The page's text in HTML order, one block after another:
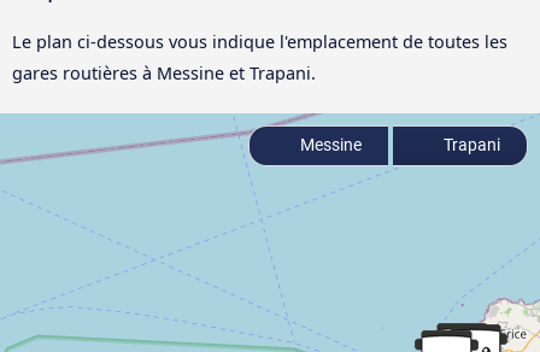
Le plan ci-dessous vous indique l'emplacement de toutes les
gares routières à Messine et Trapani.
Messine Trapani